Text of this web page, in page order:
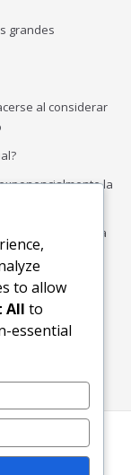
grandes
al considerar
la
los canales. La
to allow
All to
essential